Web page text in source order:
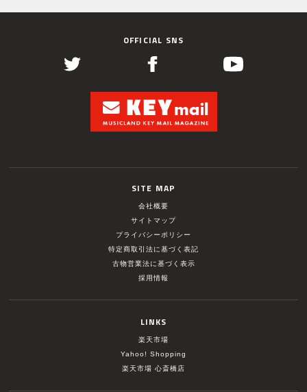
OFFICIAL SNS
SITE MAP
会社概要
サイトマップ
プライバシーポリシー
特定商取引法に基づく表記
古物営業法に基づく表示
採用情報
LINKS
楽天市場
Yahoo! Shopping
楽天市場 心斎橋店